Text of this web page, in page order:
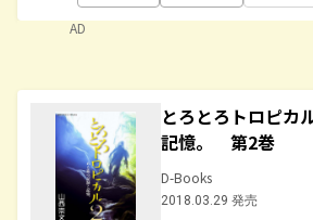
AD
とろとろトロピ
記憶。 第2巻
D-Books
2018.03.29 発売